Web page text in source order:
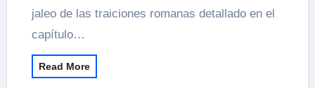
jaleo de las traiciones romanas detallado en el
capítulo…
Read More